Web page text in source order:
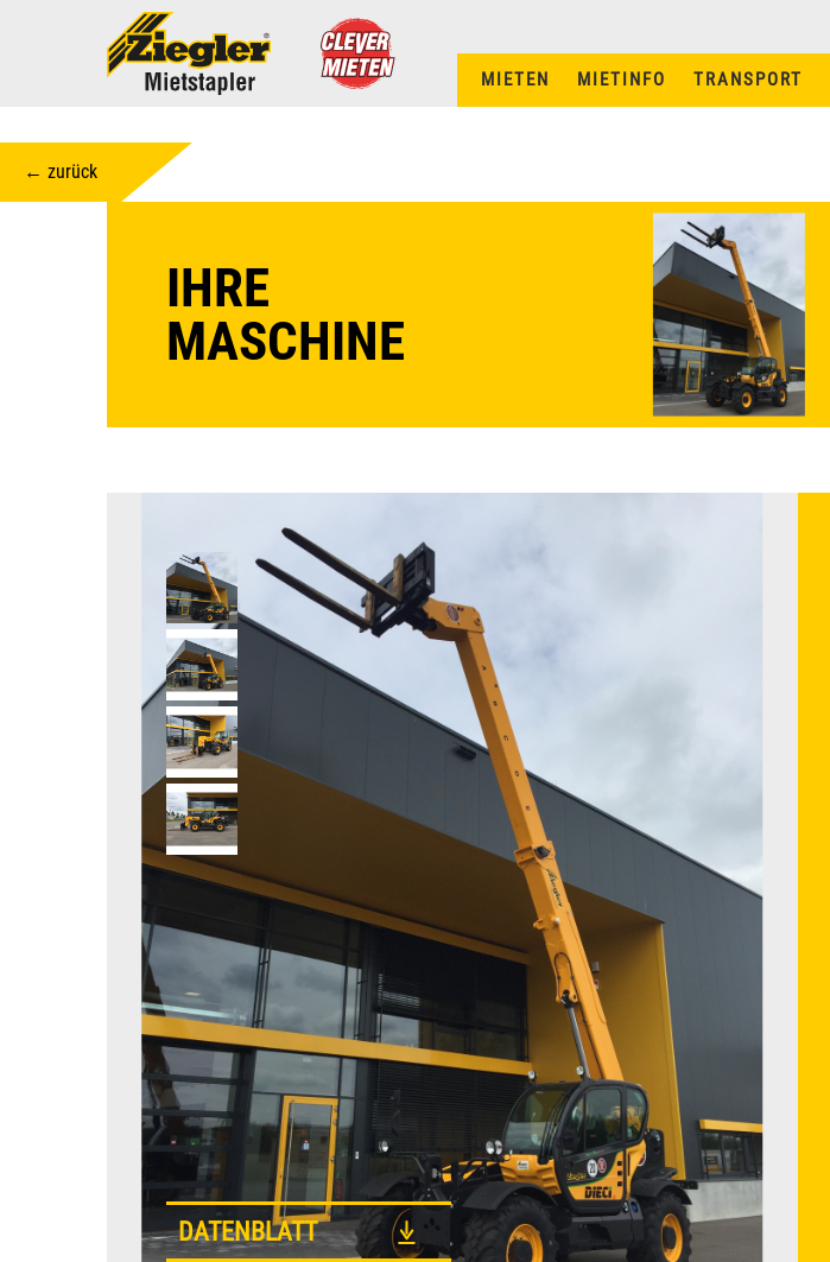
MIETEN MIETINFO
MASCHINEN UND
FÜHRERSCHEINE
STAPLER MIETEN IN
AUGSBURG
STAPLER MIETEN IN
SCHERENBÜHNEN
GELÄNDESTAPLER
TRANSPORT
← zurück
IHRE
MASCHINE
DATENBLATT